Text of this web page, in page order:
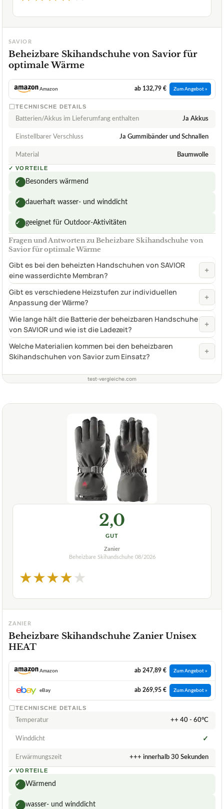
SAVIOR
Beheizbare Skihandschuhe von Savior für
optimale Wärme
Amazon ab 132,79 € Zum Angebot »
TECHNISCHE DETAILS
Batterien/Akkus im Lieferumfang enthalten Ja Akkus
Einstellbarer Verschluss Ja Gummibänder und Schnallen
Material Baumwolle
✓ VORTEILE
✓ Besonders wärmend
✓ dauerhaft wasser- und winddicht
✓ geeignet für Outdoor-Aktivitäten
Fragen und Antworten zu Beheizbare Skihandschuhe von
Savior für optimale Wärme
Gibt es bei den beheizten Handschuhen von SAVIOR
eine wasserdichte Membran?
+
Gibt es verschiedene Heizstufen zur individuellen
Anpassung der Wärme?
+
Wie lange hält die Batterie der beheizbaren Handschuhe
von SAVIOR und wie ist die Ladezeit?
+
Welche Materialien kommen bei den beheizbaren
Skihandschuhen von Savior zum Einsatz?
+
test-vergleiche.com
2,0
GUT
Zanier
Beheizbare Skihandschuhe 08/2026
★★★★★
ZANIER
Beheizbare Skihandschuhe Zanier Unisex
HEAT
Amazon ab 247,89 € Zum Angebot »
eBay ab 269,95 € Zum Angebot »
TECHNISCHE DETAILS
Temperatur ++ 40 - 60°C
Winddicht ✓
Erwärmungszeit +++ innerhalb 30 Sekunden
✓ VORTEILE
✓ Wärmend
✓ wasser- und winddicht